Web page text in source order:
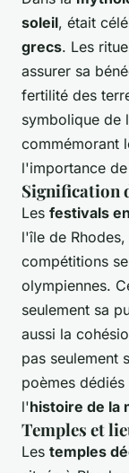
soleil, était
grecs. Les
assurer sa
fertilité des
symbolique de
commémorant
l'importance
Signification
Les festivals
l'île de
compétitions
olympiennes.
seulement sa
aussi la
pas seulement
poèmes
l'histoire de la
Temples et
Les temples